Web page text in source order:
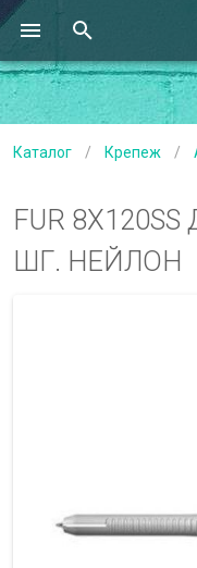
Каталог / Крепеж /
FUR
ШГ. НЕЙЛОН